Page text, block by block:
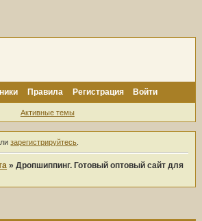
Правила Регистрация Войти
Активные темы
зарегистрируйтесь
»Дропшиппинг. Готовый оптовый сайт для